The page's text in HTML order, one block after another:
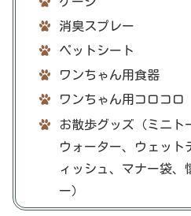
消臭スプレー
ペットシート
ワンちゃん用食器
ワンちゃん用コロコロ
お散歩グッズ（ミニト
ウォーター、ウェット
ィッシュ、マナー袋、
ー）